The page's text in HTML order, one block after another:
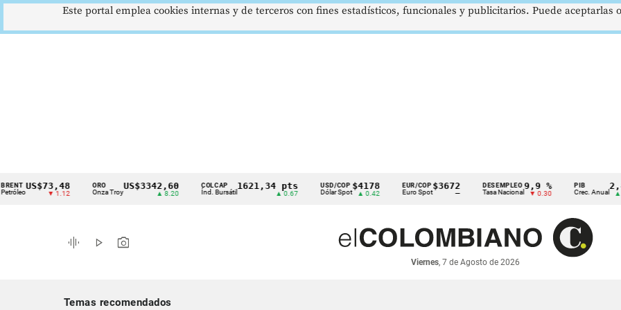
Cintillo
indicadores
económicos
▼ 1.12
ORO
Onza Troy
US$3342,60 COLCAP
Índ. Bursátil
1621,34 pts USD/COP
Dólar Spot
$4178
▲ 0.42
EUR/COP
Euro Spot
$3672
—
DESEMPLEO
Tasa Nacional
9,9 %
▼ 0.30
PIB
Crec. Anual
2,8 %
▲ 0.10
graphic_eq play_arrow photo_camera
Viernes, 7 de Agosto de 2026
Temas recomendados
Este portal emplea cookies internas y de terceros con fines estadísticos, funcionales y publicitarios. Puede aceptarlas